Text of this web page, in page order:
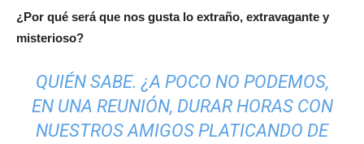
¿Por qué será que nos gusta lo extraño, extravagante y
misterioso?
QUIÉN SABE. ¿A POCO NO PODEMOS,
EN UNA REUNIÓN, DURAR HORAS CON
NUESTROS AMIGOS PLATICANDO DE